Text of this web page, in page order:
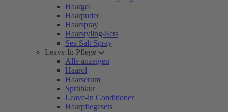
Haargel
Haarpuder
Haarspray
Haarstyling-Sets
Sea Salt Spray
Leave-In Pflege
Alle anzeigen
Haaröl
Haarserum
Sprühkur
Leave-in Conditioner
Haarpflegesets